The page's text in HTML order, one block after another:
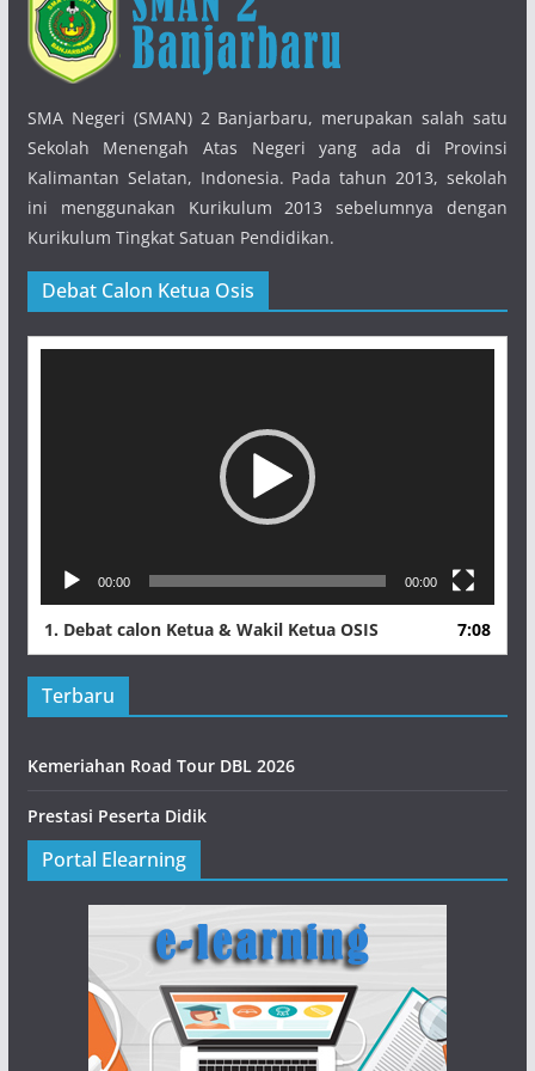
SMA Negeri (SMAN) 2 Banjarbaru, merupakan salah satu
Sekolah Menengah Atas Negeri yang ada di Provinsi
Kalimantan Selatan, Indonesia. Pada tahun 2013, sekolah
ini menggunakan Kurikulum 2013 sebelumnya dengan
Kurikulum Tingkat Satuan Pendidikan.
Debat Calon Ketua Osis
00:00 00:00
1. Debat calon Ketua & Wakil Ketua OSIS 7:08
Terbaru
Kemeriahan Road Tour DBL 2026
Prestasi Peserta Didik
Portal Elearning